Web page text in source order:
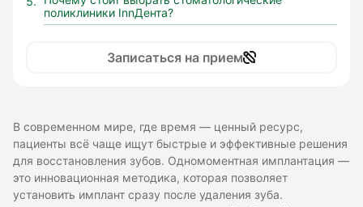
поликлиники InnДента?
Записаться на прием
В современном мире, где время — ценный ресурс,
пациенты всё чаще ищут быстрые и эффективные решения
для восстановления зубов. Одномоментная имплантация —
это инновационная методика, которая позволяет
установить имплант сразу после удаления зуба.